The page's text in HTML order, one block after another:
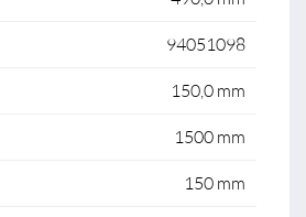
94051098
150,0 mm
1500 mm
150 mm